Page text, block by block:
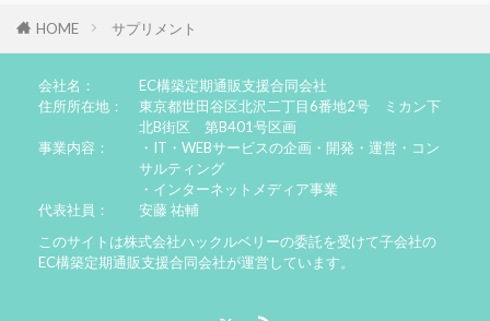
HOME サプリメント
会社名：
EC構築定期通販支援合同会社
住所所在地：
東京都世田谷区北沢二丁目6番地2号 ミカン下
北B街区 第B401号区画
事業内容：
・IT・WEBサービスの企画・開発・運営・コン
サルティング
・インターネットメディア事業
代表社員：
安藤 祐輔
このサイトは株式会社ハックルベリーの委託を受けて子会社の
EC構築定期通販支援合同会社が運営しています。